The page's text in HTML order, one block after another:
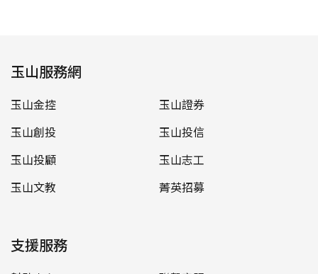
玉山服務網
玉山金控
玉山證券
玉山創投
玉山投信
玉山投顧
玉山志工
玉山文教
菁英招募
支援服務